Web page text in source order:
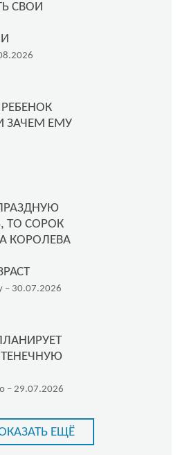
СВОИ
ЗАЧЕМ ЕМУ
ТО СОРОК
КОРОЛЕВА
– 30.07.2026
– 29.07.2026
ЕЩЁ